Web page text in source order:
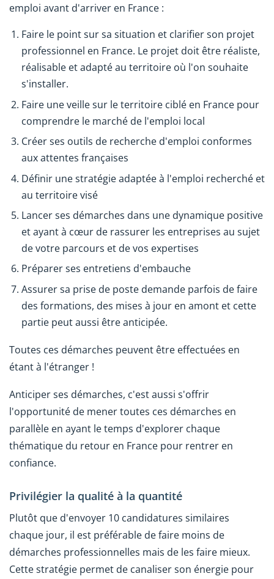
emploi avant d'arriver en France :
Faire le point sur sa situation et clarifier son projet
professionnel en France. Le projet doit être réaliste,
réalisable et adapté au territoire où l'on souhaite
s'installer.
Faire une veille sur le territoire ciblé en France pour
comprendre le marché de l'emploi local
Créer ses outils de recherche d'emploi conformes
aux attentes françaises
Définir une stratégie adaptée à l'emploi recherché et
au territoire visé
Lancer ses démarches dans une dynamique positive
et ayant à cœur de rassurer les entreprises au sujet
de votre parcours et de vos expertises
Préparer ses entretiens d'embauche
Assurer sa prise de poste demande parfois de faire
des formations, des mises à jour en amont et cette
partie peut aussi être anticipée.
Toutes ces démarches peuvent être effectuées en
étant à l'étranger !
Anticiper ses démarches, c'est aussi s'offrir
l'opportunité de mener toutes ces démarches en
parallèle en ayant le temps d'explorer chaque
thématique du retour en France pour rentrer en
confiance.
Privilégier la qualité à la quantité
Plutôt que d'envoyer 10 candidatures similaires
chaque jour, il est préférable de faire moins de
démarches professionnelles mais de les faire mieux.
Cette stratégie permet de canaliser son énergie pour